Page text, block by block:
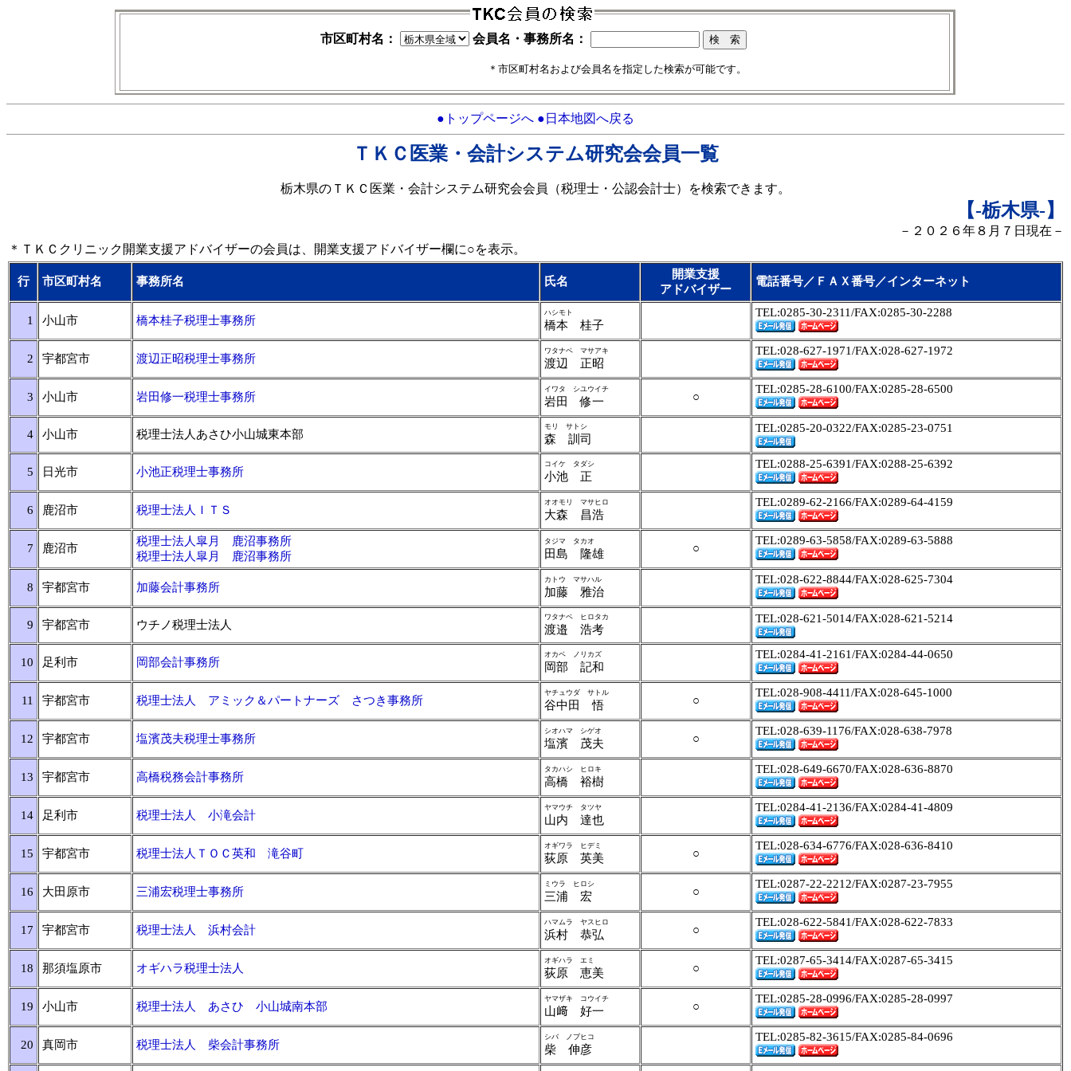
市区町村名： 会員名・事務所名：
＊市区町村名および会員名を指定した検索が可能です。
●トップページへ ●日本地図へ戻る
ＴＫＣ医業・会計システム研究会会員一覧
栃木県のＴＫＣ医業・会計システム研究会会員（税理士・公認会計士）を検索できます。
【-栃木県-】
－２０２６年８月７日現在－
＊ＴＫＣクリニック開業支援アドバイザーの会員は、開業支援アドバイザー欄に○を表示。
行 市区町村名 事務所名 氏名
開業支援
アドバイザー
電話番号／ＦＡＸ番号／インターネット
1 小山市 橋本桂子税理士事務所
ハシモト
橋本 桂子
TEL:0285-30-2311/FAX:0285-30-2288
2 宇都宮市 渡辺正昭税理士事務所
ワタナベ マサアキ
渡辺 正昭
TEL:028-627-1971/FAX:028-627-1972
3 小山市 岩田修一税理士事務所
イワタ シユウイチ
岩田 修一 ○
TEL:0285-28-6100/FAX:0285-28-6500
4 小山市 税理士法人あさひ小山城東本部
モリ サトシ
森 訓司
TEL:0285-20-0322/FAX:0285-23-0751
5 日光市 小池正税理士事務所
コイケ タダシ
小池 正
TEL:0288-25-6391/FAX:0288-25-6392
6 鹿沼市 税理士法人ＩＴＳ
オオモリ マサヒロ
大森 昌浩
TEL:0289-62-2166/FAX:0289-64-4159
7 鹿沼市
税理士法人皐月 鹿沼事務所
税理士法人皐月 鹿沼事務所
タジマ タカオ
田島 隆雄 ○
TEL:0289-63-5858/FAX:0289-63-5888
8 宇都宮市 加藤会計事務所
カトウ マサハル
加藤 雅治
TEL:028-622-8844/FAX:028-625-7304
9 宇都宮市 ウチノ税理士法人
ワタナベ ヒロタカ
渡邉 浩考
TEL:028-621-5014/FAX:028-621-5214
10 足利市 岡部会計事務所
オカベ ノリカズ
岡部 記和
TEL:0284-41-2161/FAX:0284-44-0650
11 宇都宮市 税理士法人 アミック＆パートナーズ さつき事務所
ヤチュウダ サトル
谷中田 悟 ○
TEL:028-908-4411/FAX:028-645-1000
12 宇都宮市 塩濱茂夫税理士事務所
シオハマ シゲオ
塩濱 茂夫 ○
TEL:028-639-1176/FAX:028-638-7978
13 宇都宮市 高橋税務会計事務所
タカハシ ヒロキ
高橋 裕樹
TEL:028-649-6670/FAX:028-636-8870
14 足利市 税理士法人 小滝会計
ヤマウチ タツヤ
山内 達也
TEL:0284-41-2136/FAX:0284-41-4809
15 宇都宮市 税理士法人ＴＯＣ英和 滝谷町
オギワラ ヒデミ
荻原 英美 ○
TEL:028-634-6776/FAX:028-636-8410
16 大田原市 三浦宏税理士事務所
ミウラ ヒロシ
三浦 宏 ○
TEL:0287-22-2212/FAX:0287-23-7955
17 宇都宮市 税理士法人 浜村会計
ハマムラ ヤスヒロ
浜村 恭弘 ○
TEL:028-622-5841/FAX:028-622-7833
18 那須塩原市 オギハラ税理士法人
オギハラ エミ
荻原 恵美 ○
TEL:0287-65-3414/FAX:0287-65-3415
19 小山市 税理士法人 あさひ 小山城南本部
ヤマザキ コウイチ
山﨑 好一 ○
TEL:0285-28-0996/FAX:0285-28-0997
20 真岡市 税理士法人 柴会計事務所
シバ ノブヒコ
柴 伸彦
TEL:0285-82-3615/FAX:0285-84-0696